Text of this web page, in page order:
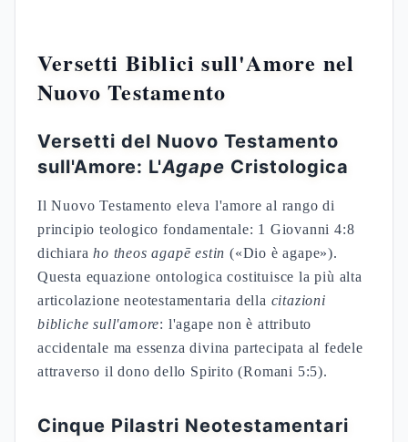
Versetti Biblici sull'Amore nel
Nuovo Testamento
Versetti del Nuovo Testamento
sull'Amore: L'Agape Cristologica
Il Nuovo Testamento eleva l'amore al rango di
principio teologico fondamentale: 1 Giovanni 4:8
dichiaraho theos agapē estin («Dio è agape»).
Questa equazione ontologica costituisce la più alta
articolazione neotestamentaria della citazioni
bibliche sull'amore: l'agape non è attributo
accidentale ma essenza divina partecipata al fedele
attraverso il dono dello Spirito (Romani 5:5).
Cinque Pilastri Neotestamentari